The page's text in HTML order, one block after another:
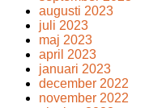
augusti 2023
juli 2023
maj 2023
april 2023
januari 2023
december 2022
november 2022